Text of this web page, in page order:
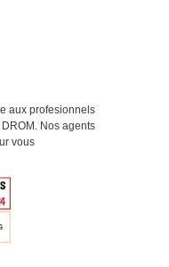
aux profesionnels
Nos agents
vous